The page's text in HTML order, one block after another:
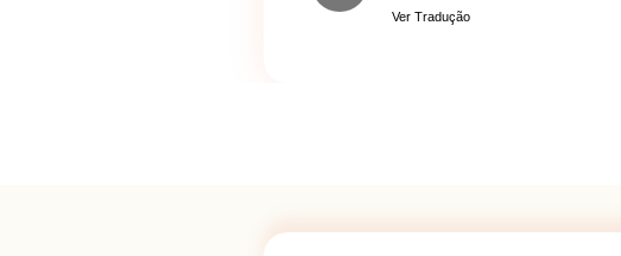
Ver Tradução